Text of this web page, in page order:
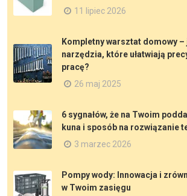
11 lipiec 2026
Kompletny warsztat domowy
narzędzia, które ułatwiają
pracę?
26 maj 2025
6 sygnałów, że na Twoim
kuna i sposób na rozwiązanie
3 marzec 2026
Pompy wody: Innowacja i
w Twoim zasięgu